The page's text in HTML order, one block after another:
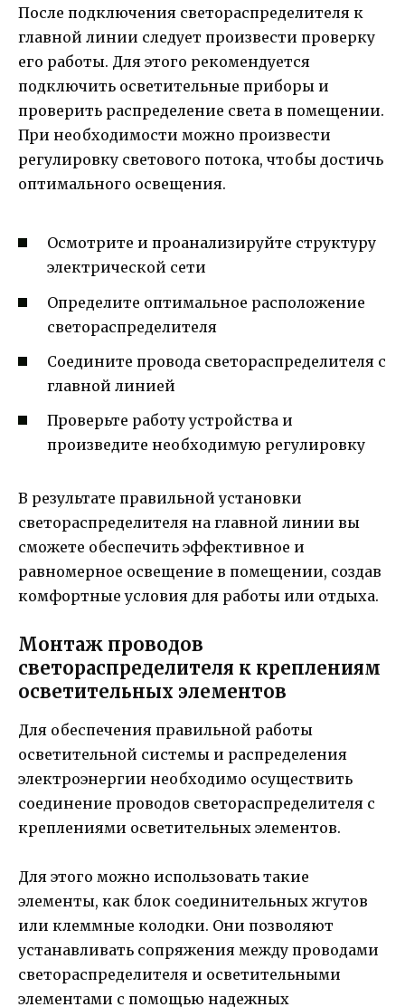
После подключения светораспределителя к
главной линии следует произвести проверку
его работы. Для этого рекомендуется
подключить осветительные приборы и
проверить распределение света в помещении.
При необходимости можно произвести
регулировку светового потока, чтобы достичь
оптимального освещения.
Осмотрите и проанализируйте структуру
электрической сети
Определите оптимальное расположение
светораспределителя
Соедините провода светораспределителя с
главной линией
Проверьте работу устройства и
произведите необходимую регулировку
В результате правильной установки
светораспределителя на главной линии вы
сможете обеспечить эффективное и
равномерное освещение в помещении, создав
комфортные условия для работы или отдыха.
Монтаж проводов
светораспределителя к креплениям
осветительных элементов
Для обеспечения правильной работы
осветительной системы и распределения
электроэнергии необходимо осуществить
соединение проводов светораспределителя с
креплениями осветительных элементов.
Для этого можно использовать такие
элементы, как блок соединительных жгутов
или клеммные колодки. Они позволяют
устанавливать сопряжения между проводами
светораспределителя и осветительными
элементами с помощью надежных